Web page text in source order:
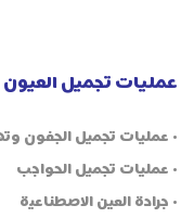
عمليات تجميل العيون
• عمليات تجميل الجفون
• عمليات تجميل الحواجب
• جراحة العين الاصطناعية